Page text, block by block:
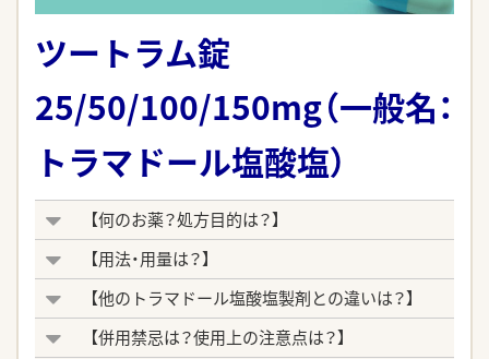
ツートラム錠
25/50/100/150mg（一般名：
トラマドール塩酸塩）
【何のお薬？処方目的は？】
【用法・用量は？】
【他のトラマドール塩酸塩製剤との違いは？】
【併用禁忌は？使用上の注意点は？】